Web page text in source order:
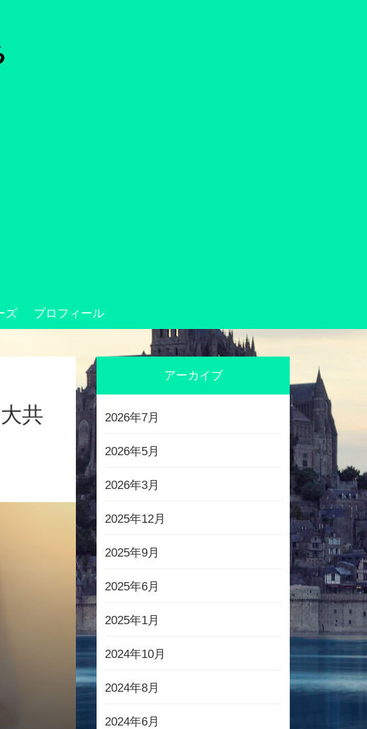
ズ プロフィール
共
アーカイブ
2026年7月
2026年5月
2026年3月
2025年12月
2025年9月
2025年6月
2025年1月
2024年10月
2024年8月
2024年6月